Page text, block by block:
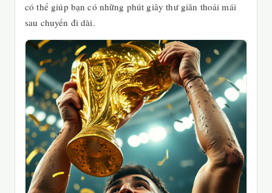
có thể giúp bạn có những phút giây thư giãn thoải mái
sau chuyến đi dài.